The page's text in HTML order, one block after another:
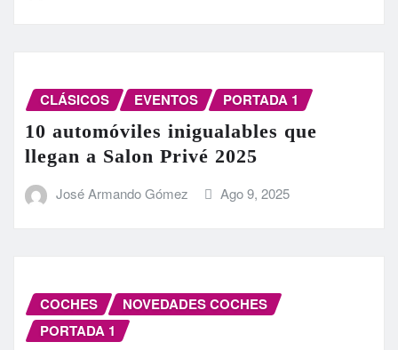
CLÁSICOS EVENTOS PORTADA 1
10 automóviles inigualables que
llegan a Salon Privé 2025
José Armando Gómez Ago 9, 2025
COCHES
NOVEDADES COCHES
PORTADA 1